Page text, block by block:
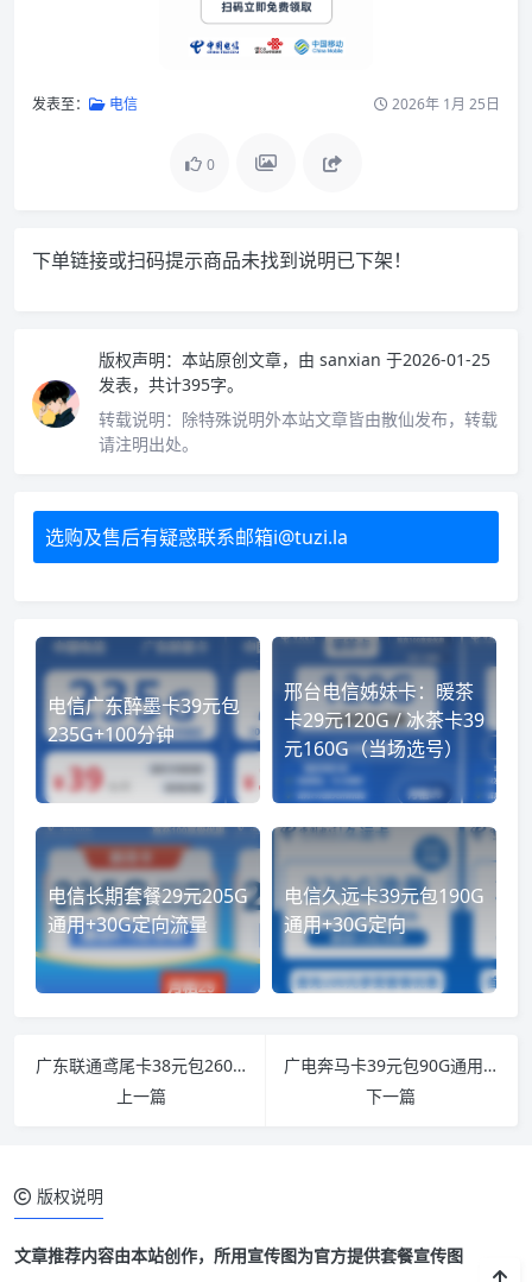
发表至： 电信 2026年 1月 25日
0
下单链接或扫码提示商品未找到说明已下架！
版权声明： 本站原创文章，由 sanxian 于2026-01-25
发表，共计395字。
转载说明： 除特殊说明外本站文章皆由散仙发布，转载
请注明出处。
选购及售后有疑惑联系邮箱i@tuzi.la
电信广东醉墨卡39元包
235G+100分钟
邢台电信姊妹卡：暖茶
卡29元120G / 冰茶卡39
元160G（当场选号）
电信长期套餐29元205G
通用+30G定向流量
电信久远卡39元包190G
通用+30G定向
广东联通鸢尾卡38元包260G通用+100分钟（长期套餐）
上一篇
广电奔马卡39元包90G通用+收货地即归属地（可办副卡）
下一篇
版权说明
文章推荐内容由本站创作，所用宣传图为官方提供套餐宣传图